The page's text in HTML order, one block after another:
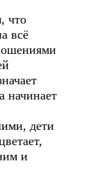
всё
начинает
дети
и